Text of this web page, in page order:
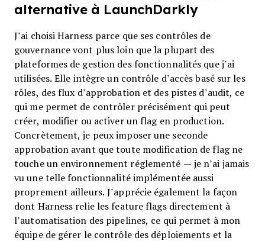
alternative à LaunchDarkly
J’ai choisi Harness parce que ses contrôles de
gouvernance vont plus loin que la plupart des
plateformes de gestion des fonctionnalités que j’ai
utilisées. Elle intègre un contrôle d’accès basé sur les
rôles, des flux d’approbation et des pistes d’audit, ce
qui me permet de contrôler précisément qui peut
créer, modifier ou activer un flag en production.
Concrètement, je peux imposer une seconde
approbation avant que toute modification de flag ne
touche un environnement réglementé — je n’ai jamais
vu une telle fonctionnalité implémentée aussi
proprement ailleurs. J’apprécie également la façon
dont Harness relie les feature flags directement à
l’automatisation des pipelines, ce qui permet à mon
équipe de gérer le contrôle des déploiements et la